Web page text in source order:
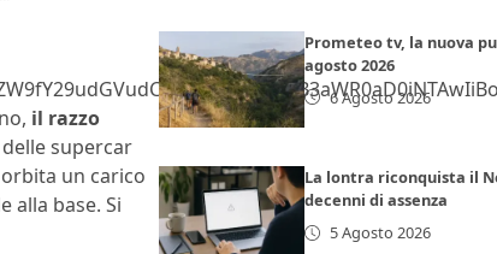
il razzo
supercar
un carico
alla base. Si
Prometeo tv, la nuova
agosto 2026
6 Agosto 2026
La lontra riconquista il
decenni di assenza
5 Agosto 2026